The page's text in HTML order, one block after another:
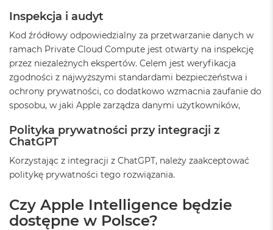
c
o
o
k
A
i
r
M
M
a
c
o
k
A
i
Inspekcja i audyt
Kod źródłowy odpowiedzialny za przetwarzanie danych w
ramach Private Cloud Compute jest otwarty na inspekcję
przez niezależnych ekspertów. Celem jest weryfikacja
zgodności z najwyższymi standardami bezpieczeństwa i
ochrony prywatności, co dodatkowo wzmacnia zaufanie do
sposobu, w jaki Apple zarządza danymi użytkowników,
Polityka prywatności przy integracji z
ChatGPT
Korzystając z integracji z ChatGPT, należy zaakceptować
politykę prywatności tego rozwiązania.
Czy Apple Intelligence będzie
dostępne w Polsce?